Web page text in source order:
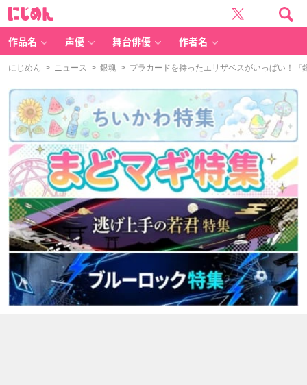
作品名 声優 舞台俳優 作者名
にじめん > ニュース > 銀魂 > プラカードを持ったエリザベスがいっぱい！『